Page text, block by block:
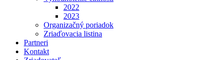
2022
2023
Organizačný poriadok
Zriaďovacia listina
Partneri
Kontakt